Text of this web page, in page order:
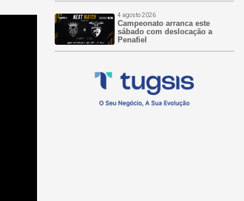
4 agosto 2026
Campeonato arranca este
sábado com deslocação a
Penafiel